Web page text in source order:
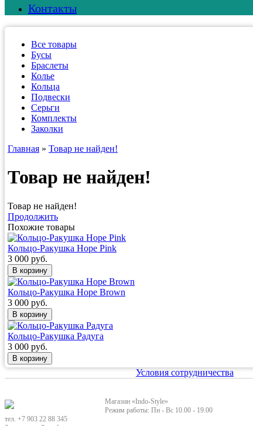
Контакты
Все товары
Бусы
Браслеты
Колье
Кольца
Подвески
Серьги
Комплекты
Заколки
Главная » Товар не найден!
Товар не найден!
Товар не найден!
Продолжить
Похожие товары
Кольцо-Ракушка Hope Pink
3 000 руб.
Кольцо-Ракушка Hope Brown
3 000 руб.
Кольцо-Ракушка Радуга
3 000 руб.
Условия сотрудничества
Магазин «Indo-Style»
Режим работы: Пн - Вс 10.00 - 19.00
тел. +7 903 22 88 345